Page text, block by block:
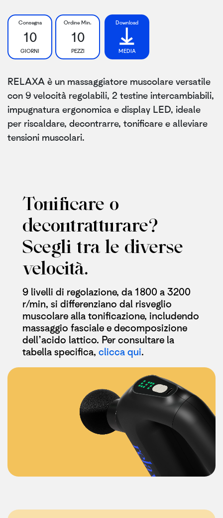
Consegna
10
GIORNI
Ordine Min.
10
PEZZI
Download
MEDIA
RELAXA è un massaggiatore muscolare versatile
con 9 velocità regolabili, 2 testine intercambiabili,
impugnatura ergonomica e display LED, ideale
per riscaldare, decontrarre, tonificare e alleviare
tensioni muscolari.
Tonificare o
decontratturare?​
Scegli tra le diverse
velocità.
9 livelli di regolazione, da 1800 a 3200
r/min, si differenziano dal risveglio
muscolare alla tonificazione, includendo
massaggio fasciale e decomposizione
dell’acido lattico. Per consultare la
tabella specifica, clicca qui. ​